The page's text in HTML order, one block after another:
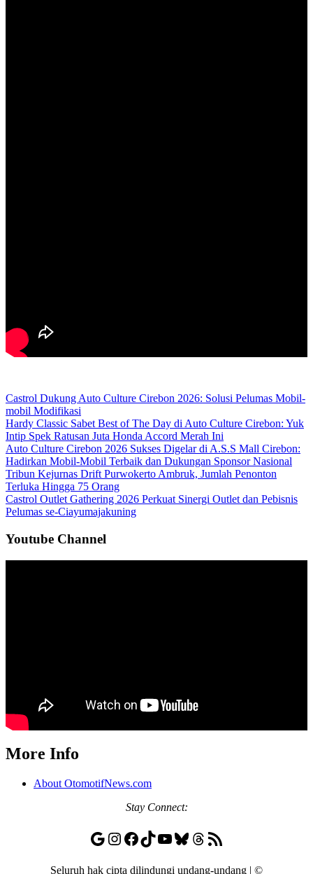
Castrol Dukung Auto Culture Cirebon 2026: Solusi Pelumas Mobil-
mobil Modifikasi
Hardy Classic Sabet Best of The Day di Auto Culture Cirebon: Yuk
Intip Spek Ratusan Juta Honda Accord Merah Ini
Auto Culture Cirebon 2026 Sukses Digelar di A.S.S Mall Cirebon:
Hadirkan Mobil-Mobil Terbaik dan Dukungan Sponsor Nasional
Tribun Kejurnas Drift Purwokerto Ambruk, Jumlah Penonton
Terluka Hingga 75 Orang
Castrol Outlet Gathering 2026 Perkuat Sinergi Outlet dan Pebisnis
Pelumas se-Ciayumajakuning
Youtube Channel
More Info
About OtomotifNews.com
Stay Connect:
Google
Instagram
Facebook
TikTok
YouTube
Bluesky
Threads
RSS Feed
Seluruh hak cipta dilindungi undang-undang | ©